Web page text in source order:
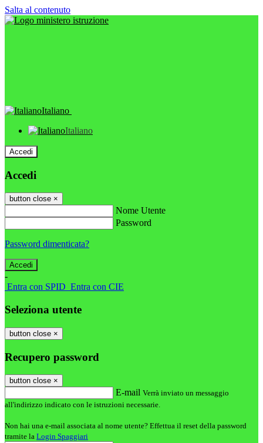
Salta al contenuto
Italiano
Italiano
Accedi
Accedi
button close ×
Nome Utente
Password
Password dimenticata?
-
Entra con SPID Entra con CIE
Seleziona utente
button close ×
Recupero password
button close ×
E-mail Verrà inviato un messaggio
all'indirizzo indicato con le istruzioni necessarie.
Non hai una e-mail associata al nome utente? Effettua il reset della password
tramite la Login Spaggiari